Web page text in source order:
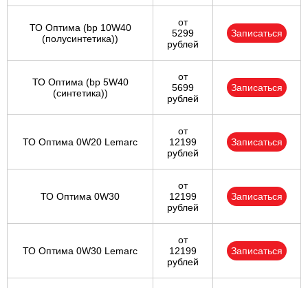
ТО Оптима (bp 10W40
(полусинтетика))
от
5299
рублей
Записаться
ТО Оптима (bp 5W40
(синтетика))
от
5699
рублей
Записаться
ТО Оптима 0W20 Lemarc
от
12199
рублей
Записаться
ТО Оптима 0W30
от
12199
рублей
Записаться
ТО Оптима 0W30 Lemarc
от
12199
рублей
Записаться